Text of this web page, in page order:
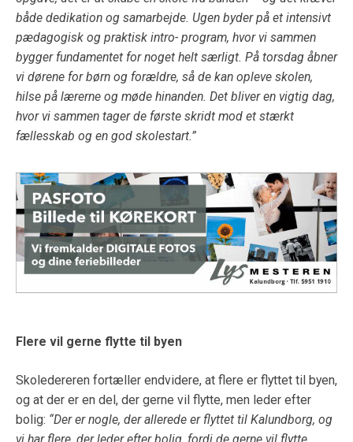
både dedikation og samarbejde. Ugen byder på et intensivt
pædagogisk og praktisk intro- program, hvor vi sammen
bygger fundamentet for noget helt særligt. På torsdag åbner
vi dørene for børn og forældre, så de kan opleve skolen,
hilse på lærerne og møde hinanden. Det bliver en vigtig dag,
hvor vi sammen tager de første skridt mod et stærkt
fællesskab og en god skolestart.”
Flere vil gerne flytte til byen
Skoledereren fortæller endvidere, at flere er flyttet til byen,
og at der er en del, der gerne vil flytte, men leder efter
bolig: “Der er nogle, der allerede er flyttet til Kalundborg, og